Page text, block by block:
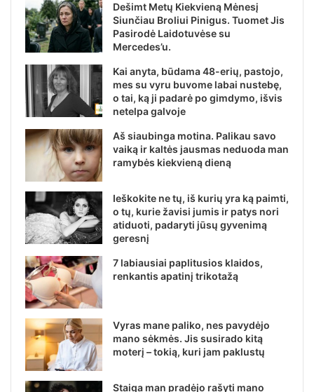
Dešimt Metų Kiekvieną Mėnesį
Siunčiau Broliui Pinigus. Tuomet Jis
Pasirodė Laidotuvėse su
Mercedes’u.
Kai anyta, būdama 48-erių, pastojo,
mes su vyru buvome labai nustebę,
o tai, ką ji padarė po gimdymo, išvis
netelpa galvoje
Aš siaubinga motina. Palikau savo
vaiką ir kaltės jausmas neduoda man
ramybės kiekvieną dieną
Ieškokite ne tų, iš kurių yra ką paimti,
o tų, kurie žavisi jumis ir patys nori
atiduoti, padaryti jūsų gyvenimą
geresnį
7 labiausiai paplitusios klaidos,
renkantis apatinį trikotažą
Vyras mane paliko, nes pavydėjo
mano sėkmės. Jis susirado kitą
moterį – tokią, kuri jam paklustų
Staiga man pradėjo rašyti mano